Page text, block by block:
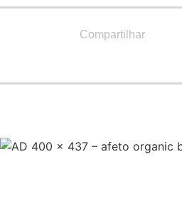
Compartilhar